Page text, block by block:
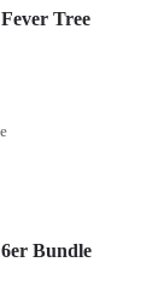
Tree
Bundle